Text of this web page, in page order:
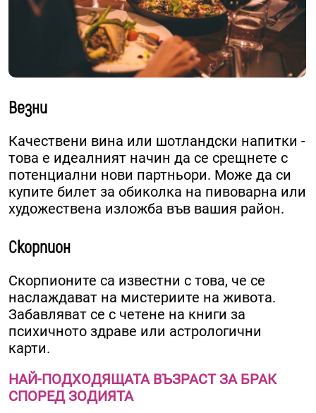
Везни
Качествени вина или шотландски напитки -
това е идеалният начин да се срещнете с
потенциални нови партньори. Може да си
купите билет за обиколка на пивоварна или
художествена изложба във вашия район.
Скорпион
Скорпионите са известни с това, че се
наслаждават на мистериите на живота.
Забавляват се с четене на книги за
психичното здраве или астрологични
карти.
НАЙ-ПОДХОДЯЩАТА ВЪЗРАСТ ЗА БРАК
СПОРЕД ЗОДИЯТА